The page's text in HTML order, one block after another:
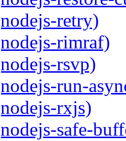
retry)
rimraf)
rsvp)
run-
rxjs)
safe-